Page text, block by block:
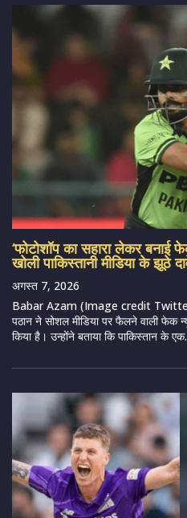
‘फोटोशॉप का सहारा लेकर बनाई
खोली पाकिस्तानी मीडिया के झूठे
अगस्त 7, 2026
Babar Azam (Image credit Twitter
पठान ने सोशल मीडिया पर फैलने वाली फेक
किया है। उन्होंने बताया कि पाकिस्तान के